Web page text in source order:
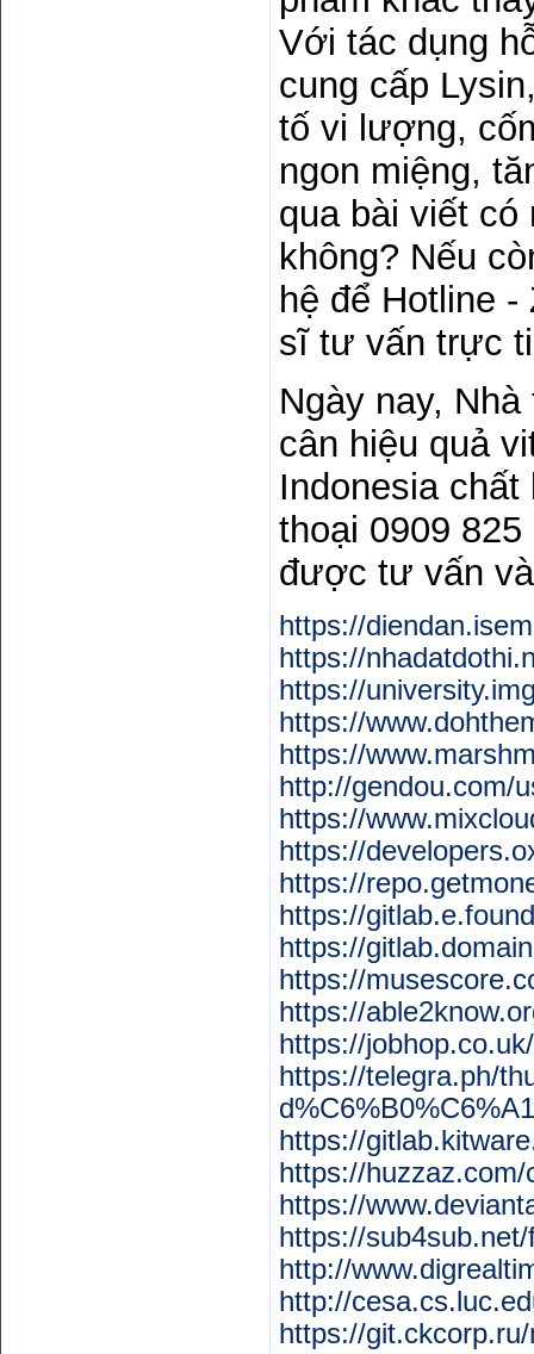
Với tác dụng
cung cấp
tố vi lượng,
ngon miệng,
qua bài viết có
không? Nếu
hệ để Hotline
sĩ tư vấn trực
Ngày nay,
cân hiệu quả
Indonesia
thoại 0909
được tư vấn
https://
https://
https://
https://
https://
http://gendou.com/
https://
https://
https://
https://
https://
https://
https://
https://
https://telegra.ph/
https://
https://
https://
https://
http://
http://
https://